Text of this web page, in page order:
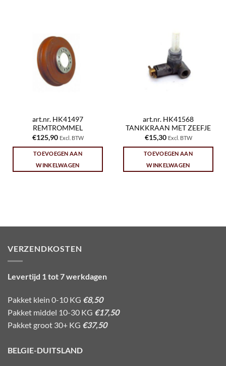
art.nr. HK41497
REMTROMMEL
€125,90 Excl. BTW
TOEVOEGEN AAN
WINKELWAGEN
art.nr. HK41568
TANKKRAAN MET ZEEFJE
€15,30 Excl. BTW
TOEVOEGEN AAN
WINKELWAGEN
VERZENDKOSTEN
Levertijd 1 tot 7 werkdagen
Pakket klein 0-10 KG €8,50
Pakket middel 10-30 KG €17,50
Pakket groot 30+ KG €37,50
BELGIE-DUITSLAND